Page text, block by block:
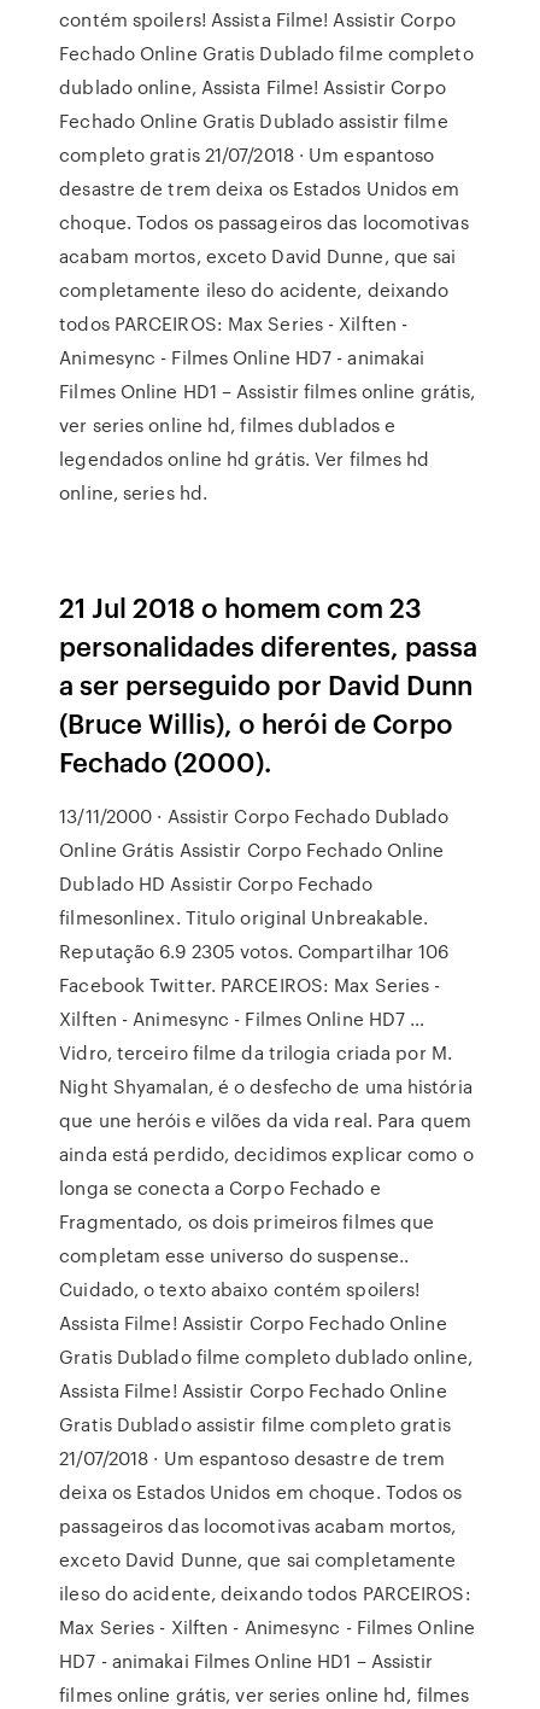
contém spoilers! Assista Filme! Assistir Corpo
Fechado Online Gratis Dublado filme completo
dublado online, Assista Filme! Assistir Corpo
Fechado Online Gratis Dublado assistir filme
completo gratis 21/07/2018 · Um espantoso
desastre de trem deixa os Estados Unidos em
choque. Todos os passageiros das locomotivas
acabam mortos, exceto David Dunne, que sai
completamente ileso do acidente, deixando
todos PARCEIROS: Max Series - Xilften -
Animesync - Filmes Online HD7 - animakai
Filmes Online HD1 – Assistir filmes online grátis,
ver series online hd, filmes dublados e
legendados online hd grátis. Ver filmes hd
online, series hd.
21 Jul 2018 o homem com 23
personalidades diferentes, passa
a ser perseguido por David Dunn
(Bruce Willis), o herói de Corpo
Fechado (2000).
13/11/2000 · Assistir Corpo Fechado Dublado
Online Grátis Assistir Corpo Fechado Online
Dublado HD Assistir Corpo Fechado
filmesonlinex. Titulo original Unbreakable.
Reputação 6.9 2305 votos. Compartilhar 106
Facebook Twitter. PARCEIROS: Max Series -
Xilften - Animesync - Filmes Online HD7 …
Vidro, terceiro filme da trilogia criada por M.
Night Shyamalan, é o desfecho de uma história
que une heróis e vilões da vida real. Para quem
ainda está perdido, decidimos explicar como o
longa se conecta a Corpo Fechado e
Fragmentado, os dois primeiros filmes que
completam esse universo do suspense..
Cuidado, o texto abaixo contém spoilers!
Assista Filme! Assistir Corpo Fechado Online
Gratis Dublado filme completo dublado online,
Assista Filme! Assistir Corpo Fechado Online
Gratis Dublado assistir filme completo gratis
21/07/2018 · Um espantoso desastre de trem
deixa os Estados Unidos em choque. Todos os
passageiros das locomotivas acabam mortos,
exceto David Dunne, que sai completamente
ileso do acidente, deixando todos PARCEIROS:
Max Series - Xilften - Animesync - Filmes Online
HD7 - animakai Filmes Online HD1 – Assistir
filmes online grátis, ver series online hd, filmes